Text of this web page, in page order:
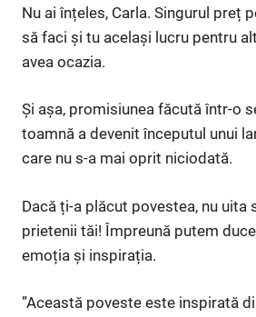
Nu ai înțeles, Carla. Singurul preț
să faci și tu același lucru pentru
avea ocazia.
Și așa, promisiunea făcută într-o
toamnă a devenit începutul unui
care nu s-a mai oprit niciodată.
Dacă ți-a plăcut povestea, nu uita
prietenii tăi! Împreună putem
emoția și inspirația.
”Această poveste este inspirată